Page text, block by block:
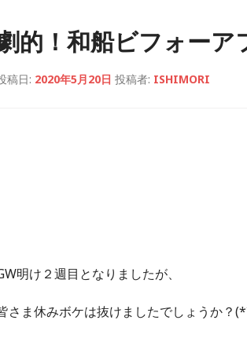
的！和船ビフォーア
稿日: 2020年5月20日 投稿者: ISHIMORI
明け２週目となりましたが、
さま休みボケは抜けましたでしょうか？